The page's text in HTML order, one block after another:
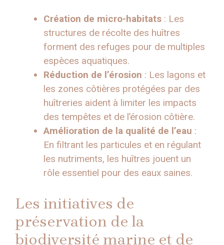
Création de micro-habitats : Les
structures de récolte des huîtres
forment des refuges pour de multiples
espèces aquatiques.
Réduction de l’érosion : Les lagons et
les zones côtières protégées par des
huîtreries aident à limiter les impacts
des tempêtes et de l’érosion côtière.
Amélioration de la qualité de l’eau :
En filtrant les particules et en régulant
les nutriments, les huîtres jouent un
rôle essentiel pour des eaux saines.
Les initiatives de
préservation de la
biodiversité marine et de